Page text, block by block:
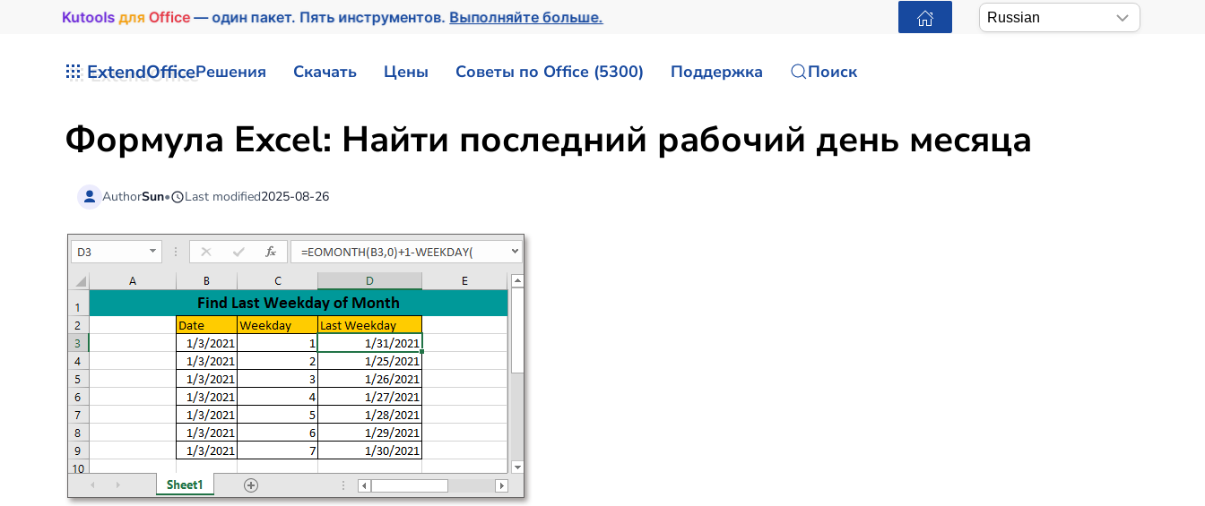
Kutools дляOffice— один пакет. Пять инструментов.Выполняйте больше.
ExtendOfficeРешения Скачать Цены Советы по Office (5300) Поддержка Поиск
Формула Excel: Найти последний рабочий день месяца
AuthorSun• Last modified2025-08-26